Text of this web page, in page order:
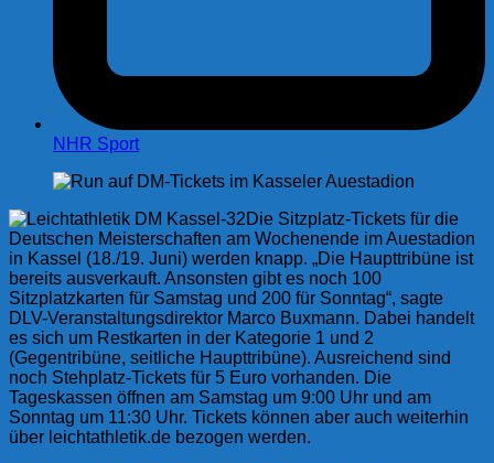
NHR Sport
Die Sitzplatz-Tickets für die
Deutschen Meisterschaften am Wochenende im Auestadion
in Kassel (18./19. Juni) werden knapp. „Die Haupttribüne ist
bereits ausverkauft. Ansonsten gibt es noch 100
Sitzplatzkarten für Samstag und 200 für Sonntag“, sagte
DLV-Veranstaltungsdirektor Marco Buxmann. Dabei handelt
es sich um Restkarten in der Kategorie 1 und 2
(Gegentribüne, seitliche Haupttribüne). Ausreichend sind
noch Stehplatz-Tickets für 5 Euro vorhanden. Die
Tageskassen öffnen am Samstag um 9:00 Uhr und am
Sonntag um 11:30 Uhr. Tickets können aber auch weiterhin
über leichtathletik.de bezogen werden.